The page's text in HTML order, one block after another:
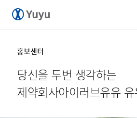
홍보센터
당신을 두번 생각하는
제약회사아이러브유유